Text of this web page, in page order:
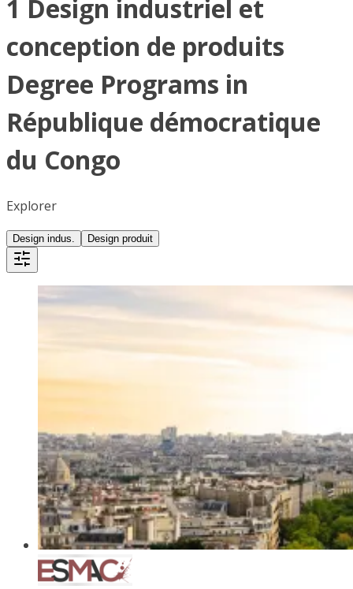
1 Design industriel et
conception de produits
Degree Programs in
République démocratique
du Congo
Explorer
Design indus. Design produit